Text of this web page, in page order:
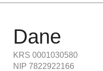
Dane
KRS 0001030580
NIP 7822922166